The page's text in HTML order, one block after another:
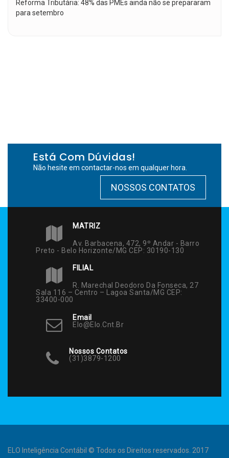
Reforma Tributária: 48% das PMEs ainda não se prepararam
para setembro
Está Com Dúvidas!
Não hesite em contactar-nos em qualquer hora.
NOSSOS CONTATOS
MATRIZ
Av. Barbacena, 472, 9º Andar - Barro
Preto - Belo Horizonte/MG CEP: 30190-130
FILIAL
R. Marechal Deodoro Da Fonseca, 27
Sala 116 – Centro – Lagoa Santa/MG CEP:
33400-000
Email
Elo@elo.cnt.br
Nossos Contatos
(31)3879-1200
ELO Inteligência Contábil © Todos os Direitos reservados. 2017